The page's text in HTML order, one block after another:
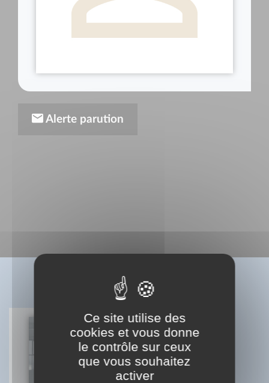
Alerte parution
BIBLIOGRAPHIE
Economie de l'effort
Jean-Christophe Seznec
Ce site utilise des
cookies et vous donne
le contrôle sur ceux
que vous souhaitez
activer